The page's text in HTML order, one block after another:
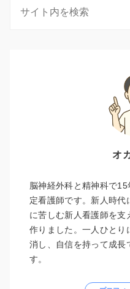
オ
脳神経外科と精神科で
定看護師です。新人時代
に苦しむ新人看護師を支
作りました。一人ひとり
消し、自信を持って成長
す。